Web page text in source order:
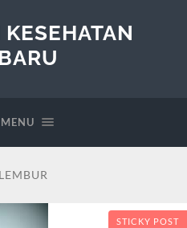
LEMBUR
STICKY POST